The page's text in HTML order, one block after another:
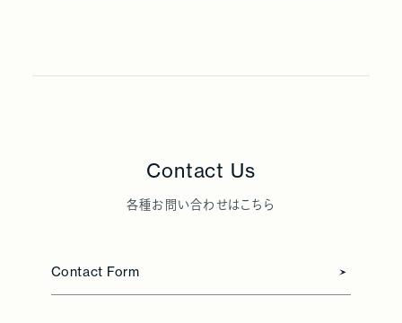
Contact Us
各種お問い合わせはこちら
Contact Form